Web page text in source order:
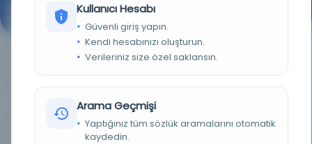
Kitāb al-'Ahd al-Jadīd: el-Mansūb ilā Rabbinā 'Isā al-
Masih
1827
Kitap
Kullanıcı Hesabı
Güvenli giriş yapın.
Kendi hesabınızı oluşturun.
Verileriniz size özel saklansın.
Arama Geçmişi
Yaptığınız tüm sözlük aramalarını otomatik
kaydedin.